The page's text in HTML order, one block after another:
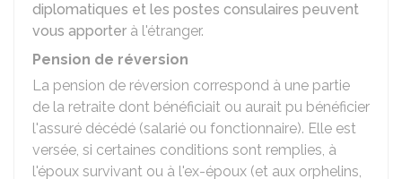
diplomatiques et les postes consulaires peuvent
vous apporter à l'étranger.
Pension de réversion
La pension de réversion correspond à une partie
de la retraite dont bénéficiait ou aurait pu bénéficier
l'assuré décédé (salarié ou fonctionnaire). Elle est
versée, si certaines conditions sont remplies, à
l'époux survivant ou à l'ex-époux (et aux orphelins,